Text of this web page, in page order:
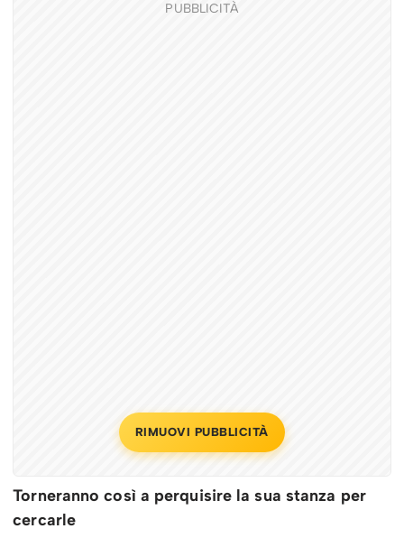
PUBBLICITÀ
RIMUOVI PUBBLICITÀ
Torneranno così a perquisire la sua stanza per
cercarle